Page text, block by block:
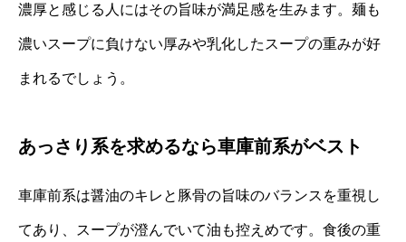
濃厚と感じる人にはその旨味が満足感を生みます。麺も
濃いスープに負けない厚みや乳化したスープの重みが好
まれるでしょう。
あっさり系を求めるなら車庫前系がベスト
車庫前系は醤油のキレと豚骨の旨味のバランスを重視し
てあり、スープが澄んでいて油も控えめです。食後の重